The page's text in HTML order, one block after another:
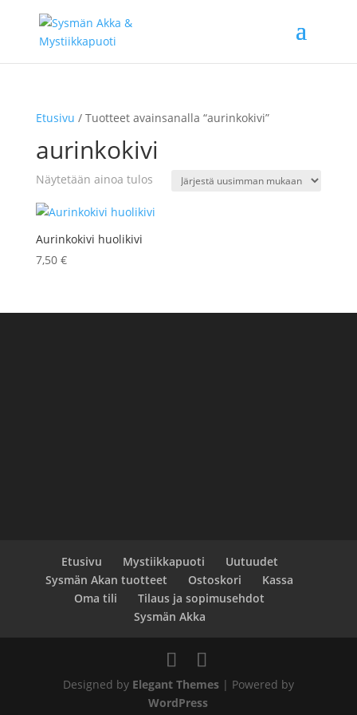
Etusivu / Tuotteet avainsanalla “aurinkokivi”
aurinkokivi
Näytetään ainoa tulos
Aurinkokivi huolikivi
7,50 €
Etusivu Mystiikkapuoti
Uutuudet
Sysmän Akan tuotteet
Ostoskori
Kassa
Oma tili
Tilaus ja sopimusehdot
Sysmän Akka
Designed by Elegant Themes| Powered by
WordPress